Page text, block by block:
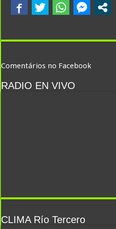
Comentários no Facebook
RADIO EN VIVO
CLIMA Río Tercero